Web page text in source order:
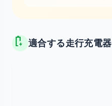
battery_charging_full 適合する走行充電器